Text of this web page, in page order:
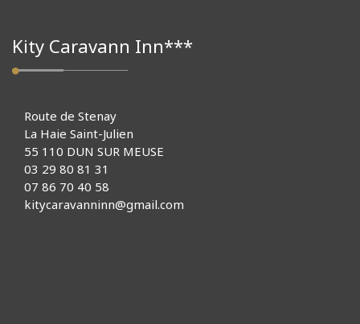
Kity Caravann Inn***
Route de Stenay
La Haie Saint-Julien
55 110 DUN SUR MEUSE
03 29 80 81 31
07 86 70 40 58
kitycaravanninn@gmail.com